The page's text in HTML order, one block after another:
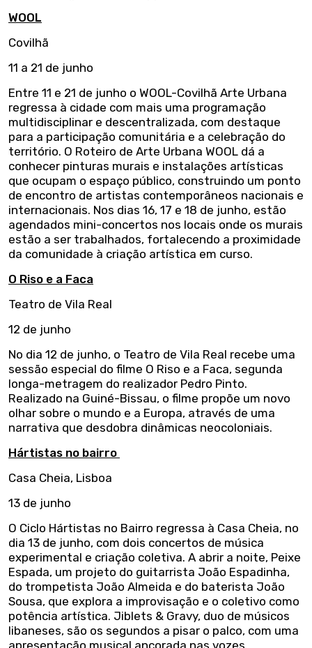
WOOL
Covilhã
11 a 21 de junho
Entre 11 e 21 de junho o WOOL-Covilhã Arte Urbana
regressa à cidade com mais uma programação
multidisciplinar e descentralizada, com destaque
para a participação comunitária e a celebração do
território. O Roteiro de Arte Urbana WOOL dá a
conhecer pinturas murais e instalações artísticas
que ocupam o espaço público, construindo um ponto
de encontro de artistas contemporâneos nacionais e
internacionais. Nos dias 16, 17 e 18 de junho, estão
agendados mini-concertos nos locais onde os murais
estão a ser trabalhados, fortalecendo a proximidade
da comunidade à criação artística em curso.
O Riso e a Faca
Teatro de Vila Real
12 de junho
No dia 12 de junho, o Teatro de Vila Real recebe uma
sessão especial do filme O Riso e a Faca, segunda
longa-metragem do realizador Pedro Pinto.
Realizado na Guiné-Bissau, o filme propõe um novo
olhar sobre o mundo e a Europa, através de uma
narrativa que desdobra dinâmicas neocoloniais.
Hártistas no bairro
Casa Cheia, Lisboa
13 de junho
O Ciclo Hártistas no Bairro regressa à Casa Cheia, no
dia 13 de junho, com dois concertos de música
experimental e criação coletiva. A abrir a noite, Peixe
Espada, um projeto do guitarrista João Espadinha,
do trompetista João Almeida e do baterista João
Sousa, que explora a improvisação e o coletivo como
potência artística. Jiblets & Gravy, duo de músicos
libaneses, são os segundos a pisar o palco, com uma
apresentação musical ancorada nas vozes,